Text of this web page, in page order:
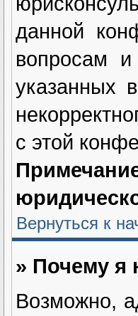
данной
вопросам
указанных
с этой
Вернуться к
» Почему я
Возможно,